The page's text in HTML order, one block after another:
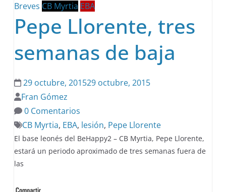
Breves CB Myrtia EBA
Pepe Llorente, tres
semanas de baja
29 octubre, 201529 octubre, 2015
Fran Gómez
0 Comentarios
CB Myrtia, EBA, lesión, Pepe Llorente
El base leonés del BeHappy2 – CB Myrtia, Pepe Llorente,
estará un periodo aproximado de tres semanas fuera de
las